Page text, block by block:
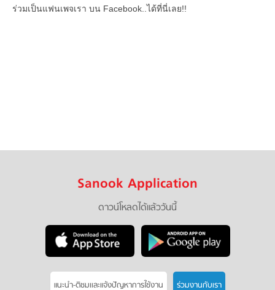
ร่วมเป็นแฟนเพจเรา บน Facebook..ได้ที่นี่เลย!!
Sanook Application
ดาวน์โหลดได้แล้ววันนี้
แนะนำ-ติชมเเละแจ้งปัญหาการใช้งาน ร่วมงานกับเรา